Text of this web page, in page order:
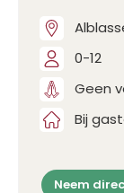
0-12
Geen
Bij
Neem